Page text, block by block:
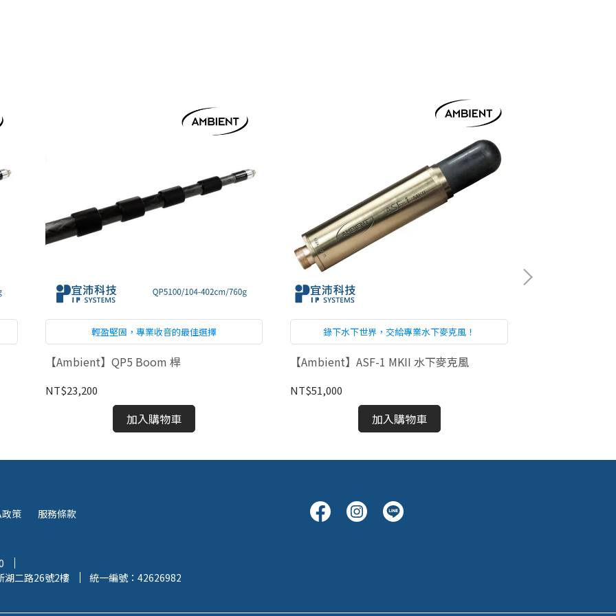
輕盈堅固，專業收音的最佳選擇
【Ambient】QP5 Boom 桿
NT$23,200
加入購物車
錄下水下世界，交給專業水下麥克風！
【Ambient】ASF-1 MKII 水下麥克風
NT$51,000
加入購物車
策 服務條款
湖二路26號2樓
統一編號：42626982